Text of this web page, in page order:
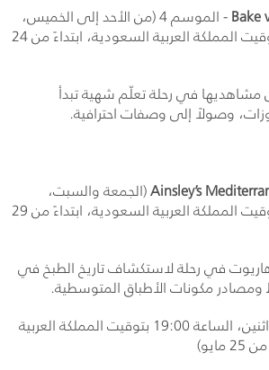
Bake
- الموسم 4 (من الأحد إلى الخميس،
الساعة 18:00 بتوقيت المملكة العربية السعودية، ابتداءً من 24
مشاهديها في رحلة تعلّم شهية تبدأ
وصولاً إلى وصفات احترافية.
Ainsley’s(الجمعة والسبت،
الساعة 19:00 بتوقيت المملكة العربية السعودية، ابتداءً من 29
في رحلة لاستكشاف تاريخ الطبخ في
مكونات الأطباق المتوسطية.
(كل يوم اثنين، الساعة 19:00 بتوقيت المملكة العربية